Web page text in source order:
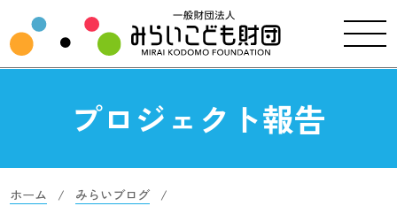
プロジェクト報告
ホーム
みらいブログ